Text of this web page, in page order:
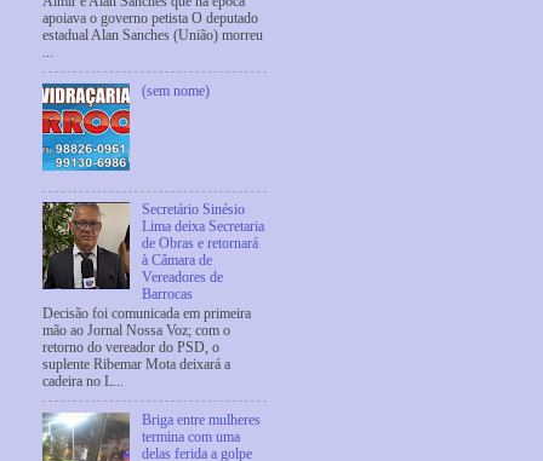
apoiava o governo petista O deputado
estadual Alan Sanches (União) morreu
...
(sem nome)
Secretário Sinésio
Lima deixa Secretaria
de Obras e retornará
à Câmara de
Vereadores de
Barrocas
Decisão foi comunicada em primeira
mão ao Jornal Nossa Voz; com o
retorno do vereador do PSD, o
suplente Ribemar Mota deixará a
cadeira no L...
Briga entre mulheres
termina com uma
delas ferida a golpe